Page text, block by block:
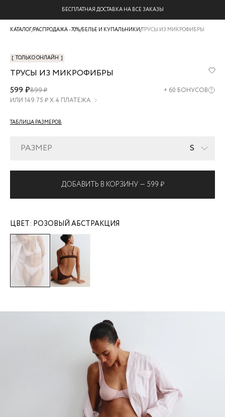
БЕСПЛАТНАЯ ДОСТАВКА НА ВСЕ ЗАКАЗЫ
КАТАЛОГ/РАСПРОДАЖА -70%/БЕЛЬЕ И КУПАЛЬНИКИ/ТРУСЫ ИЗ МИКРОФИБРЫ
[ ТОЛЬКО ОНЛАЙН ]
ТРУСЫ ИЗ МИКРОФИБРЫ
ZR2607121919-
241
599 ₽899 ₽ + 60 БОНУСОВ
ИЛИ 149.75 ₽ Х 4 ПЛАТЕЖА
ТАБЛИЦА РАЗМЕРОВ
РАЗМЕР S
ДОБАВИТЬ В КОРЗИНУ — 599 ₽
ЦВЕТ: РОЗОВЫЙ АБСТРАКЦИЯ